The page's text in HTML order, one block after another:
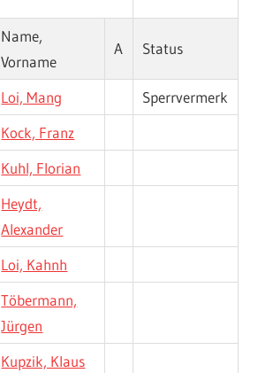
Name,
Vorname
A Status
Loi, Mang
Sperrvermerk
Kock, Franz
Kuhl, Florian
Heydt,
Alexander
Loi, Kahnh
Töbermann,
Jürgen
Kupzik, Klaus